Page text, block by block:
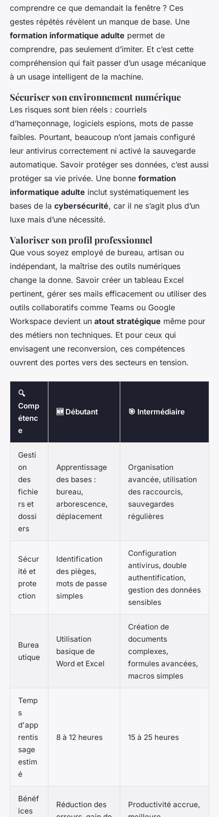
comprendre ce que demandait la fenêtre ? Ces
gestes répétés révèlent un manque de base. Une
formation informatique adulte permet de
comprendre, pas seulement d’imiter. Et c’est cette
compréhension qui fait passer d’un usage mécanique
à un usage intelligent de la machine.
Sécuriser son environnement numérique
Les risques sont bien réels : courriels
d’hameçonnage, logiciels espions, mots de passe
faibles. Pourtant, beaucoup n’ont jamais configuré
leur antivirus correctement ni activé la sauvegarde
automatique. Savoir protéger ses données, c’est aussi
protéger sa vie privée. Une bonne formation
informatique adulte inclut systématiquement les
bases de la cybersécurité, car il ne s’agit plus d’un
luxe mais d’une nécessité.
Valoriser son profil professionnel
Que vous soyez employé de bureau, artisan ou
indépendant, la maîtrise des outils numériques
change la donne. Savoir créer un tableau Excel
pertinent, gérer ses mails efficacement ou utiliser des
outils collaboratifs comme Teams ou Google
Workspace devient un atout stratégique même pour
des métiers non techniques. Et pour ceux qui
envisagent une reconversion, ces compétences
ouvrent des portes vers des secteurs en tension.
🔍
Comp
étenc
e
🆕 Débutant 🎯 Intermédiaire
Gesti
on
des
fichie
rs et
dossi
ers
Apprentissage
des bases :
bureau,
arborescence,
déplacement
Organisation
avancée, utilisation
des raccourcis,
sauvegardes
régulières
Sécur
ité et
prote
ction
Identification
des pièges,
mots de passe
simples
Configuration
antivirus, double
authentification,
gestion des données
sensibles
Burea
utique
Utilisation
basique de
Word et Excel
Création de
documents
complexes,
formules avancées,
macros simples
Temp
s
d'app
rentis
sage
estim
é
8 à 12 heures 15 à 25 heures
Bénéf
ices
Réduction des
Productivité accrue,